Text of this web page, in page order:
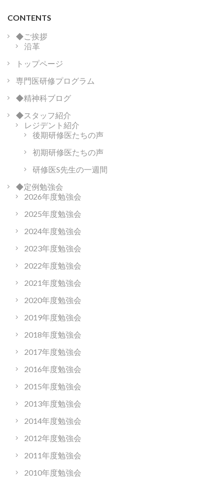
ゲ
シ
ョ
ン
CONTENTS
◆ご挨拶
沿革
トップページ
専門医研修プログラム
◆精神科ブログ
◆スタッフ紹介
レジデント紹介
後期研修医たちの声
初期研修医たちの声
研修医S先生の一週間
◆定例勉強会
2026年度勉強会
2025年度勉強会
2024年度勉強会
2023年度勉強会
2022年度勉強会
2021年度勉強会
2020年度勉強会
2019年度勉強会
2018年度勉強会
2017年度勉強会
2016年度勉強会
2015年度勉強会
2013年度勉強会
2014年度勉強会
2012年度勉強会
2011年度勉強会
2010年度勉強会